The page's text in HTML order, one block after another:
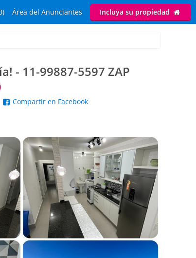
Área del Anunciantes Incluya su propiedad
- 11-99887-5597 ZAP
Compartir en Facebook